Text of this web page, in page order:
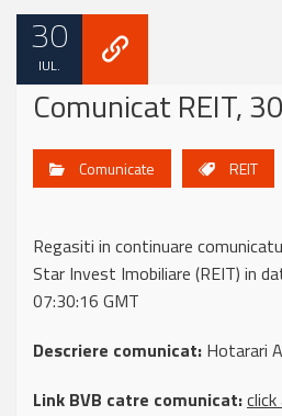
30
IUL.
Comunicat REIT,
Comunicate REIT
Regasiti in continuare
Star Invest Imobiliare (REIT) in
07:30:16 GMT
Descriere comunicat: Hotarari
Link BVB catre comunicat:click